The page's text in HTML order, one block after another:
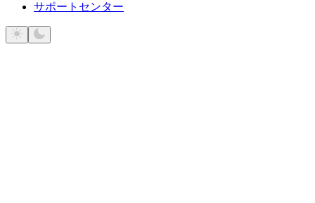
サポートセンター